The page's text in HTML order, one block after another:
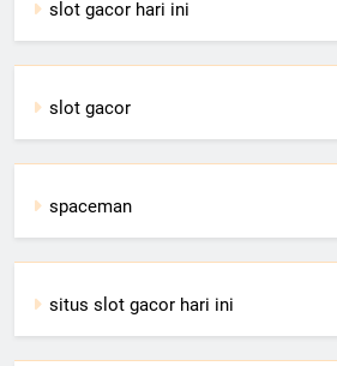
slot gacor hari ini
slot gacor
spaceman
situs slot gacor hari ini